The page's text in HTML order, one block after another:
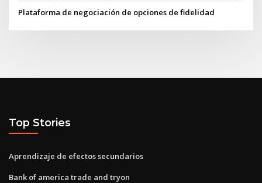
Plataforma de negociación de opciones de fidelidad
Top Stories
Aprendizaje de efectos secundarios
Bank of america trade and tryon